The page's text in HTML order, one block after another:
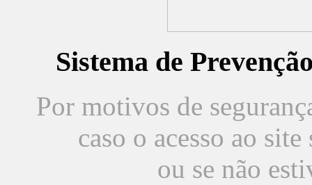
Sistema de
Por motivos de
caso o acesso ao
ou se não